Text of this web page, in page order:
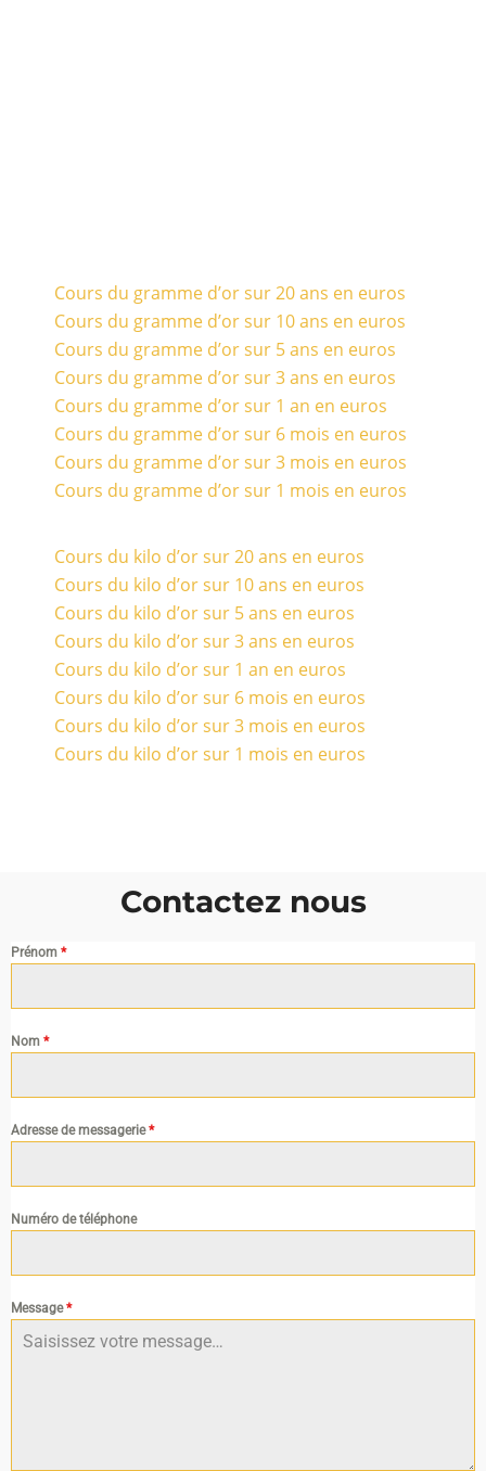
Cours du gramme d’or sur 20 ans en euros
Cours du gramme d’or sur 10 ans en euros
Cours du gramme d’or sur 5 ans en euros
Cours du gramme d’or sur 3 ans en euros
Cours du gramme d’or sur 1 an en euros
Cours du gramme d’or sur 6 mois en euros
Cours du gramme d’or sur 3 mois en euros
Cours du gramme d’or sur 1 mois en euros
Cours du kilo d’or sur 20 ans en euros
Cours du kilo d’or sur 10 ans en euros
Cours du kilo d’or sur 5 ans en euros
Cours du kilo d’or sur 3 ans en euros
Cours du kilo d’or sur 1 an en euros
Cours du kilo d’or sur 6 mois en euros
Cours du kilo d’or sur 3 mois en euros
Cours du kilo d’or sur 1 mois en euros
Contactez nous
Prénom *
Nom *
Adresse de messagerie*
Numéro de téléphone
Message*